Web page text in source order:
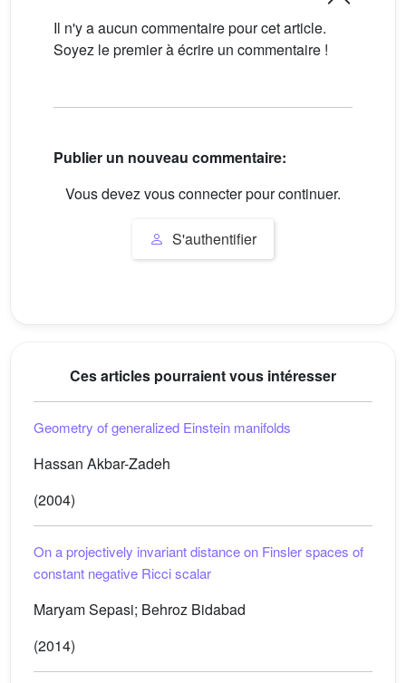
Il n'y a aucun commentaire pour cet article.
Soyez le premier à écrire un commentaire !
Publier un nouveau commentaire:
Vous devez vous connecter pour continuer.
S'authentifier
Ces articles pourraient vous intéresser
Geometry of generalized Einstein manifolds
Hassan Akbar-Zadeh
(2004)
On a projectively invariant distance on Finsler spaces of
constant negative Ricci scalar
Maryam Sepasi; Behroz Bidabad
(2014)